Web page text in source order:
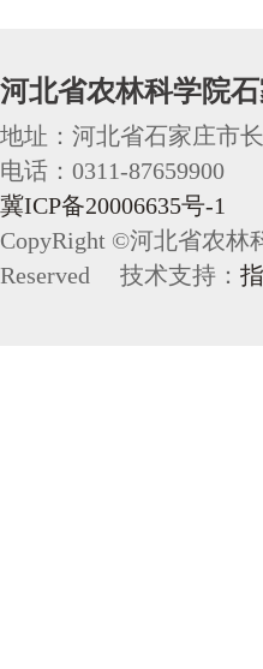
河北省农林科学院
地址：河北省石家庄市
电话：0311-
冀ICP备20006635号-1
CopyRight ©河北省农林
Reserved 技术支持：